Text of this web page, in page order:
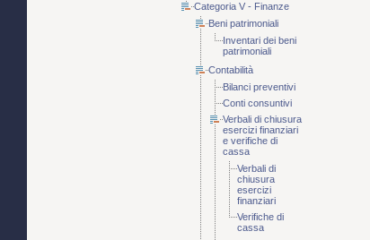
Categoria V - Finanze
Beni patrimoniali
Inventari dei beni
patrimoniali
Contabilità
Bilanci preventivi
Conti consuntivi
Verbali di chiusura
esercizi finanziari
e verifiche di
cassa
Verbali di
chiusura
esercizi
finanziari
Verifiche di
cassa